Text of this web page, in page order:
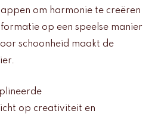
om harmonie te creëren
op een speelse manier
schoonheid maakt de
op creativiteit en